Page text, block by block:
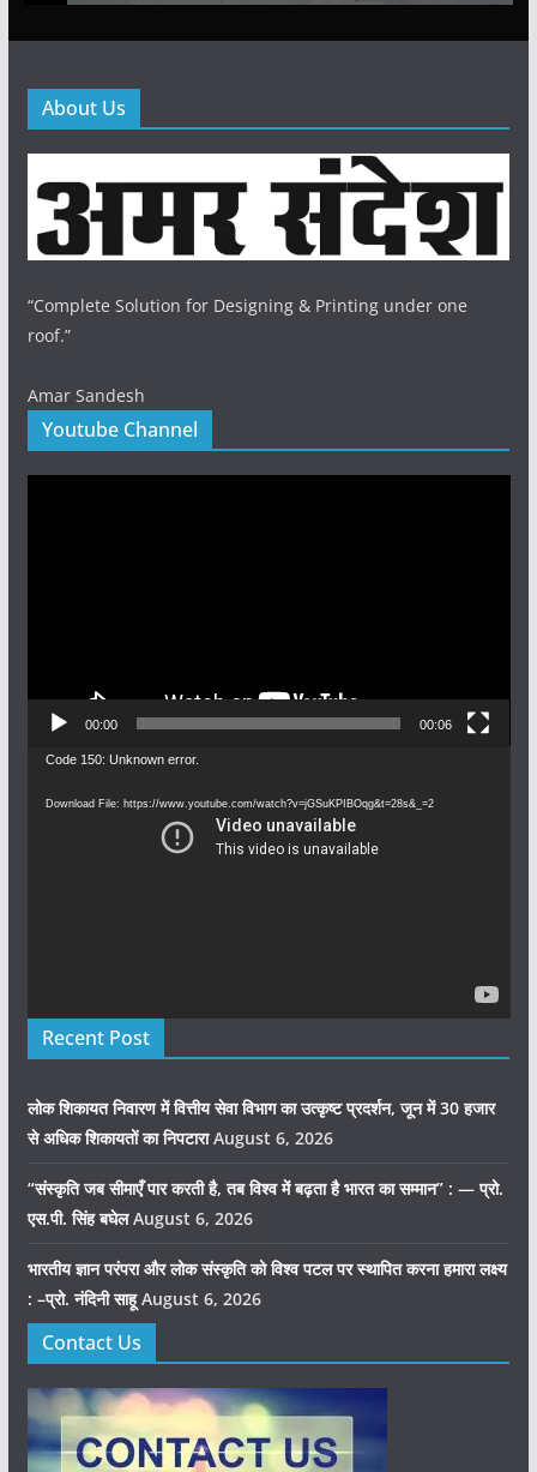
About Us
“Complete Solution for Designing & Printing under one
roof.”
Amar Sandesh
Youtube Channel
00:00 00:06
Video
Code 150: Unknown error.
Download File: https://www.youtube.com/watch?v=jGSuKPIBOqg&t=28s&_=2
Recent Post
लोक शिकायत निवारण में वित्तीय सेवा विभाग का उत्कृष्ट प्रदर्शन, जून में 30 हजार
से अधिक शिकायतों का निपटारा August 6, 2026
“संस्कृति जब सीमाएँ पार करती है, तब विश्व में बढ़ता है भारत का सम्मान” : — प्रो.
एस.पी. सिंह बघेल August 6, 2026
भारतीय ज्ञान परंपरा और लोक संस्कृति को विश्व पटल पर स्थापित करना हमारा लक्ष्य
: –प्रो. नंदिनी साहू August 6, 2026
Contact Us